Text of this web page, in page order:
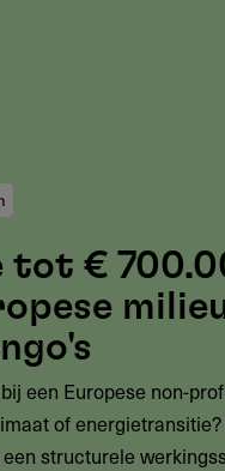
tot €
een Europese non-
of
structurele